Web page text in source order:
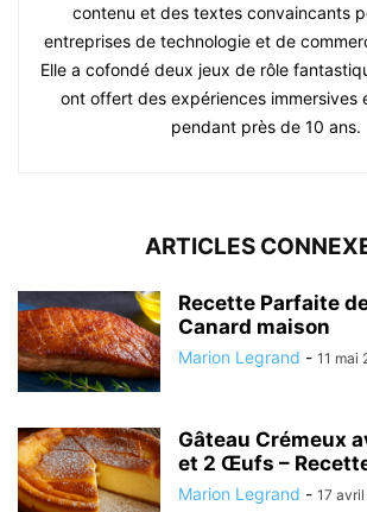
contenu et des textes convaincants
entreprises de technologie et de
Elle a cofondé deux jeux de rôle
ont offert des expériences immersives
pendant près de 10 ans.
ARTICLES
Recette Parfaite
Canard maison
Marion Legrand - 11 mai
Gâteau Crémeux
et 2 Œufs –
Marion Legrand - 17